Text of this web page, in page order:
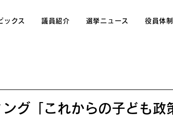
ックス 議員紹介 選挙ニュース 役員体制
グ「これからの子ども政